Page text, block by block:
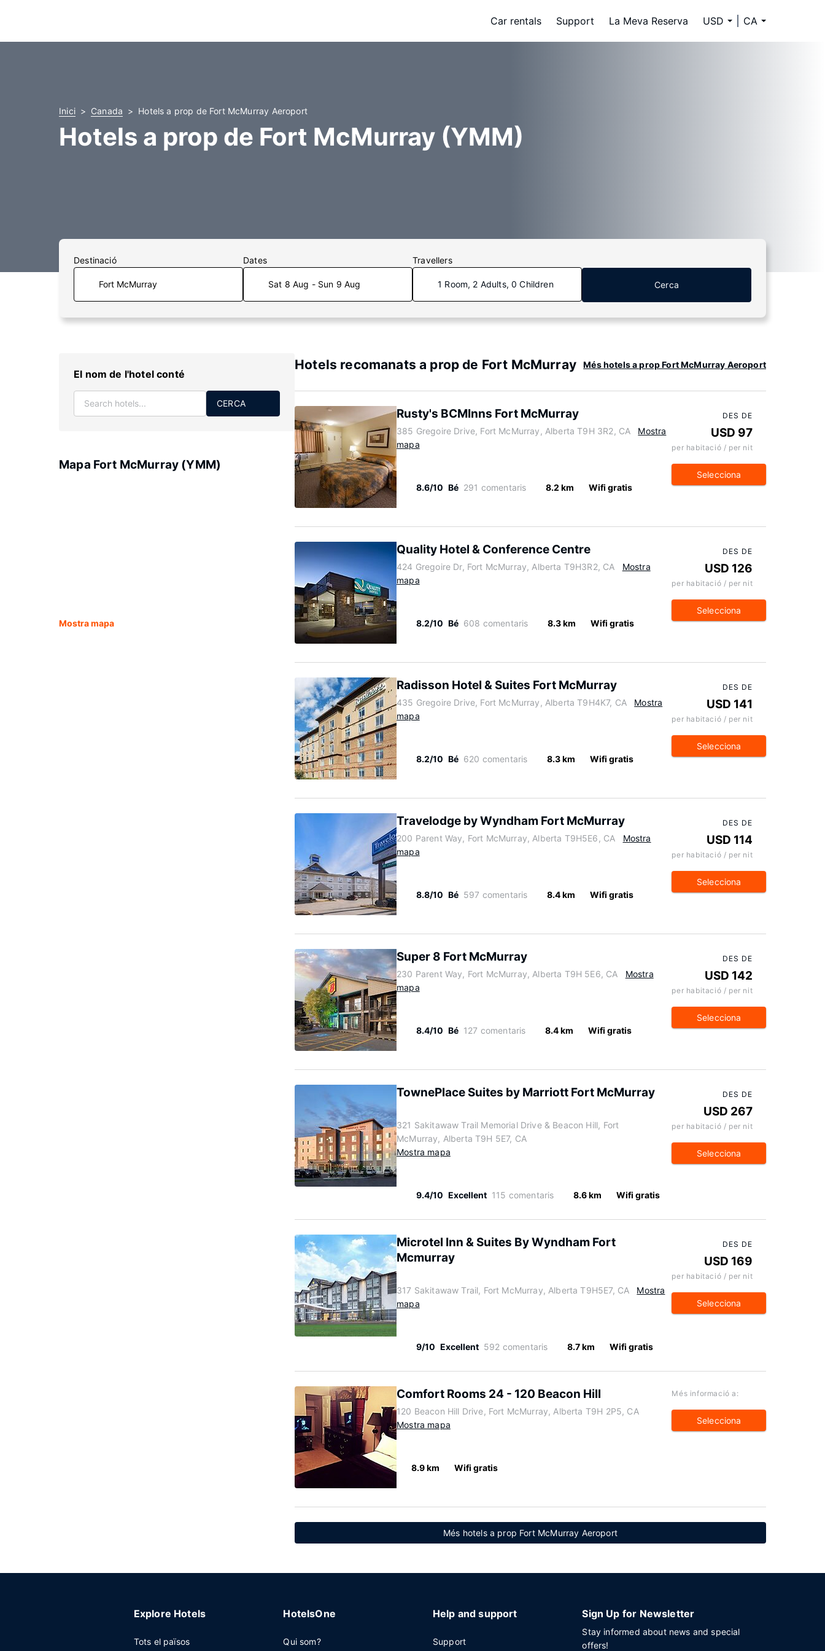
Car rentals Support La Meva Reserva USD CA
Inici Canada Hotels a prop de Fort McMurray Aeroport
Hotels a prop de Fort McMurray (YMM)
Destinació Dates
Sat 8 Aug - Sun 9 Aug
Travellers
1 Room, 2 Adults, 0 Children Cerca
El nom de l'hotel conté
CERCA
Mapa Fort McMurray (YMM)
Mostra mapa
Hotels recomanats a prop de Fort McMurray Més hotels a prop Fort McMurray Aeroport
Rusty's BCMInns Fort McMurray
385 Gregoire Drive, Fort McMurray, Alberta T9H 3R2, CA
Mostra
mapa
8.6/10 Bé 291 comentaris 8.2 km Wifi gratis
DES DE
USD 97
per habitació / per nit
Selecciona
Quality Hotel & Conference Centre
424 Gregoire Dr, Fort McMurray, Alberta T9H3R2, CA
Mostra
mapa
8.2/10 Bé 608 comentaris 8.3 km Wifi gratis
DES DE
USD 126
per habitació / per nit
Selecciona
Radisson Hotel & Suites Fort McMurray
435 Gregoire Drive, Fort McMurray, Alberta T9H4K7, CA
Mostra
mapa
8.2/10 Bé 620 comentaris 8.3 km Wifi gratis
DES DE
USD 141
per habitació / per nit
Selecciona
Travelodge by Wyndham Fort McMurray
200 Parent Way, Fort McMurray, Alberta T9H5E6, CA
Mostra
mapa
8.8/10 Bé 597 comentaris 8.4 km Wifi gratis
DES DE
USD 114
per habitació / per nit
Selecciona
Super 8 Fort McMurray
230 Parent Way, Fort McMurray, Alberta T9H 5E6, CA
Mostra
mapa
8.4/10 Bé 127 comentaris 8.4 km Wifi gratis
DES DE
USD 142
per habitació / per nit
Selecciona
TownePlace Suites by Marriott Fort McMurray
321 Sakitawaw Trail Memorial Drive & Beacon Hill, Fort
McMurray, Alberta T9H 5E7, CA
Mostra mapa
9.4/10 Excellent 115 comentaris 8.6 km Wifi gratis
DES DE
USD 267
per habitació / per nit
Selecciona
Microtel Inn & Suites By Wyndham Fort
Mcmurray
317 Sakitawaw Trail, Fort McMurray, Alberta T9H5E7, CA
Mostra
mapa
9/10 Excellent 592 comentaris 8.7 km Wifi gratis
DES DE
USD 169
per habitació / per nit
Selecciona
Comfort Rooms 24 - 120 Beacon Hill
120 Beacon Hill Drive, Fort McMurray, Alberta T9H 2P5, CA
Mostra mapa
8.9 km Wifi gratis
Més informació a:
Selecciona
Més hotels a prop Fort McMurray Aeroport
Explore Hotels
Tots el països
HotelsOne
Qui som?
Help and support
Support
Sign Up for Newsletter
Stay informed about news and special
offers!